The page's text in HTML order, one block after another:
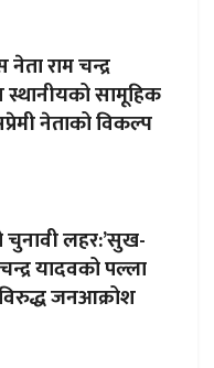
राम चन्द्र
स्थानीयको सामूहिक
नेताको विकल्प
चुनावी लहर:’सुख-
यादवको पल्ला
विरुद्ध जनआक्रोश